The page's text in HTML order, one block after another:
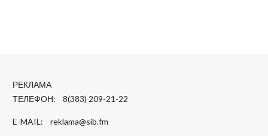
РЕКЛАМА
ТЕЛЕФОН: 8(383) 209-21-22
E-MAIL: reklama@sib.fm